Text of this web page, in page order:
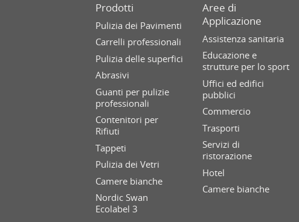
Prodotti
Pulizia dei Pavimenti
Carrelli professionali
Pulizia delle superfici
Abrasivi
Guanti per pulizie
professionali
Contenitori per
Rifiuti
Tappeti
Pulizia dei Vetri
Camere bianche
Nordic Swan
Ecolabel 3
Aree di
Applicazione
Assistenza sanitaria
Educazione e
strutture per lo sport
Uffici ed edifici
pubblici
Commercio
Trasporti
Servizi di
ristorazione
Hotel
Camere bianche